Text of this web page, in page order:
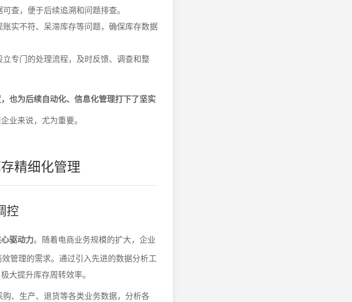
查，便于后续追溯和问题排查。
实不符、呆滞库存等问题，确保库存数据
专门的处理流程，及时反馈、调查和整
也为后续自动化、信息化管理打下了坚实
业来说，尤为重要。
精细化管理
控
驱动力。随着电商业务规模的扩大，企业
管理的需求。通过引入先进的数据分析工
大提升库存周转效率。
、生产、退货等各类业务数据，分析各